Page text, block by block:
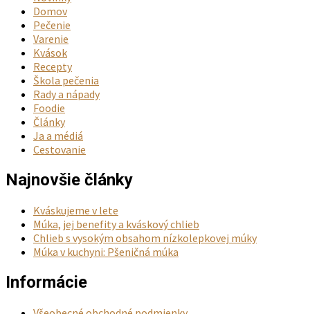
Domov
Pečenie
Varenie
Kvások
Recepty
Škola pečenia
Rady a nápady
Foodie
Články
Ja a médiá
Cestovanie
Najnovšie články
Kváskujeme v lete
Múka, jej benefity a kváskový chlieb
Chlieb s vysokým obsahom nízkolepkovej múky
Múka v kuchyni: Pšeničná múka
Informácie